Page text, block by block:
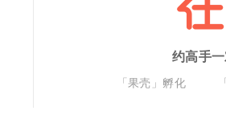
约高手
「果壳」孵化